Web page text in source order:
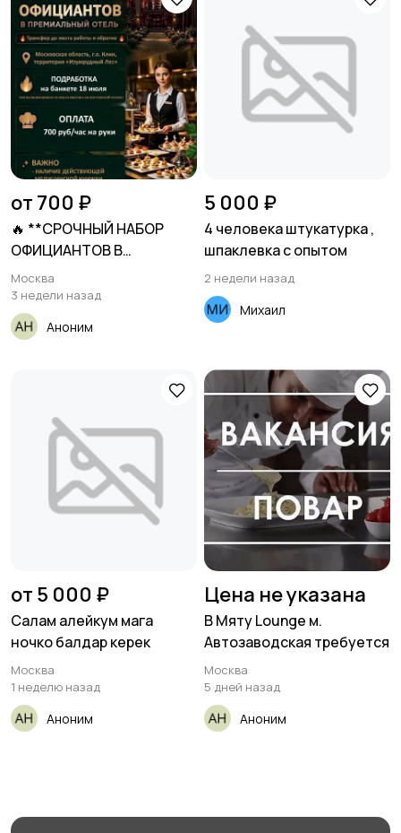
от 700 ₽
🔥 **СРОЧНЫЙ НАБОР
ОФИЦИАНТОВ В
ПРЕМИАЛЬНЫЙ
Москва
3 недели назад
Аноним
5 000 ₽
4 человека штукатурка ,
шпаклевка с опытом
2 недели назад
Михаил
от 5 000 ₽
Салам алейкум мага
ночко балдар керек
Москва
1 неделю назад
Аноним
Цена не указана
В Мяту Lounge м.
Автозаводская требуется
Москва
5 дней назад
Аноним